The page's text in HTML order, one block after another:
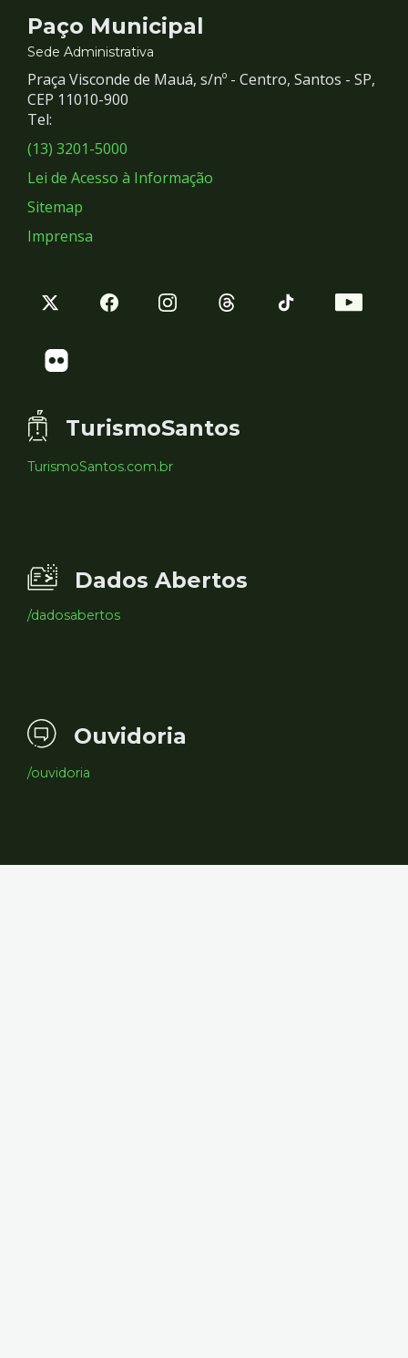
Contato
e
Redes
Sociais
Paço Municipal
Sede Administrativa
Praça Visconde de Mauá, s/nº - Centro, Santos - SP,
CEP 11010-900
Tel:
(13) 3201-5000
Lei de Acesso à Informação
Sitemap
Imprensa
TurismoSantos
TurismoSantos.com.br
Dados Abertos
/dadosabertos
Ouvidoria
/ouvidoria